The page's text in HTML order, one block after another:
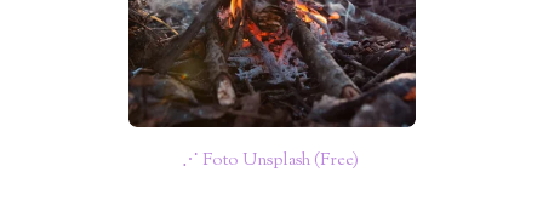
⋰ Foto Unsplash (Free)